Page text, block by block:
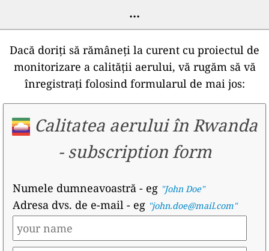
...
Dacă doriți să rămâneți la curent cu proiectul de
monitorizare a calității aerului, vă rugăm să vă
înregistrați folosind formularul de mai jos:
Calitatea aerului în Rwanda
- subscription form
Numele dumneavoastră- eg "John Doe"
Adresa dvs. de e-mail- eg "john.doe@mail.com"